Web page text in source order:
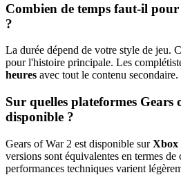
Combien de temps faut-il
?
La durée dépend de votre style de jeu.
pour l'histoire principale. Les
heures avec tout le contenu secondaire.
Sur quelles plateformes Gears
disponible ?
Gears of War 2 est disponible surXbox
versions sont équivalentes en termes de
performances techniques varient